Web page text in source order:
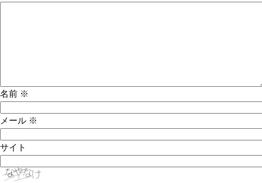
名前 ※
メール ※
サイト